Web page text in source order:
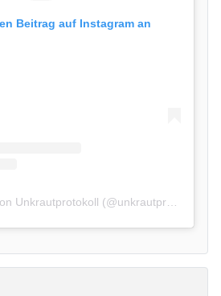
Beitrag auf Instagram an